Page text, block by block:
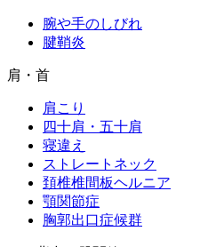
腕や手のしびれ
腱鞘炎
肩・首
肩こり
四十肩・五十肩
寝違え
ストレートネック
頚椎椎間板ヘルニア
顎関節症
胸郭出口症候群